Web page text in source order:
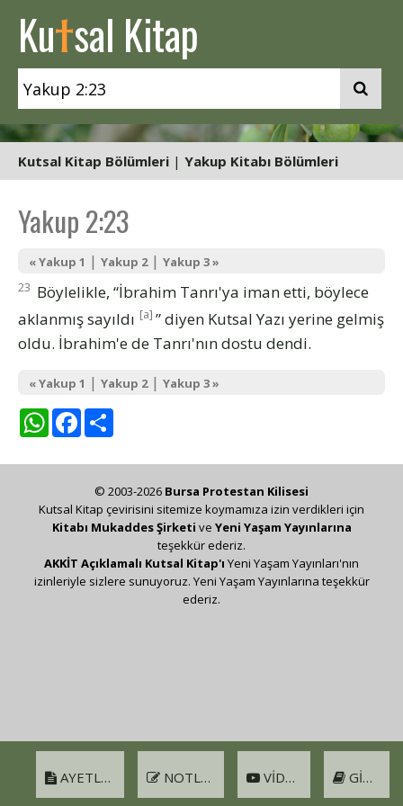
Kutsal Kitap
Kutsal Kitap Bölümleri | Yakup Kitabı Bölümleri
Yakup 2:23
« Yakup 1 | Yakup 2| Yakup 3 »
23 Böylelikle, “İbrahim Tanrı'ya iman etti, böylece
aklanmış sayıldı [a] ” diyen Kutsal Yazı yerine gelmiş
oldu. İbrahim'e de Tanrı'nın dostu dendi.
« Yakup 1 | Yakup 2| Yakup 3 »
WhatsAppFacebook
AYETLER NOTLAR VIDEO GIRIŞ
© 2003-2026 Bursa Protestan Kilisesi
Kutsal Kitap çevirisini sitemize koymamıza izin verdikleri için
Kitabı Mukaddes Şirketi ve Yeni Yaşam Yayınlarına
teşekkür ederiz.
AKKİT Açıklamalı Kutsal Kitap'ı Yeni Yaşam Yayınları'nın
izinleriyle sizlere sunuyoruz. Yeni Yaşam Yayınlarına teşekkür
ederiz.